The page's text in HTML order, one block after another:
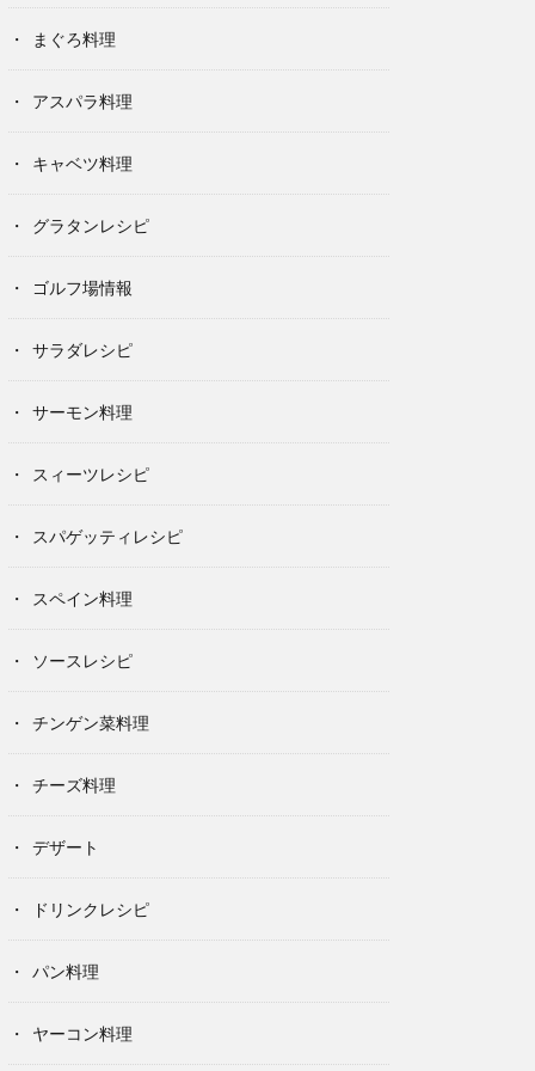
まぐろ料理
アスパラ料理
キャベツ料理
グラタンレシピ
ゴルフ場情報
サラダレシピ
サーモン料理
スィーツレシピ
スパゲッティレシピ
スペイン料理
ソースレシピ
チンゲン菜料理
チーズ料理
デザート
ドリンクレシピ
パン料理
ヤーコン料理